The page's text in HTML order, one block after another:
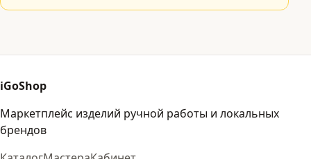
iGoShop
Маркетплейс изделий ручной работы и локальных
брендов